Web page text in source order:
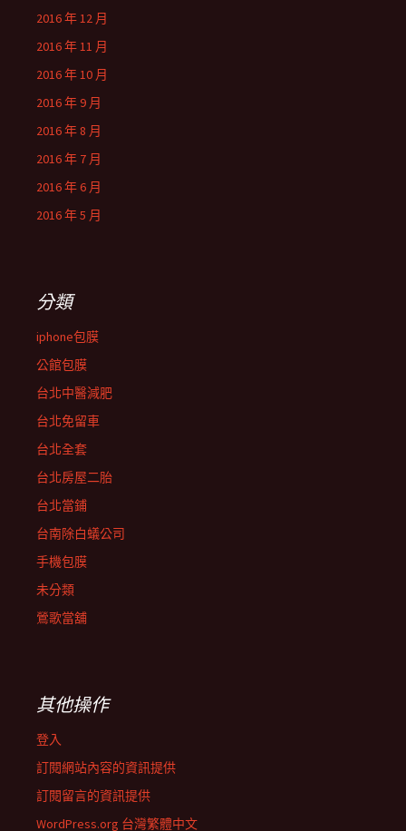
2016 年 12 月
2016 年 11 月
2016 年 10 月
2016 年 9 月
2016 年 8 月
2016 年 7 月
2016 年 6 月
2016 年 5 月
分類
iphone包膜
公館包膜
台北中醫減肥
台北免留車
台北全套
台北房屋二胎
台北當鋪
台南除白蟻公司
手機包膜
未分類
鶯歌當舖
其他操作
登入
訂閱網站內容的資訊提供
訂閱留言的資訊提供
WordPress.org 台灣繁體中文